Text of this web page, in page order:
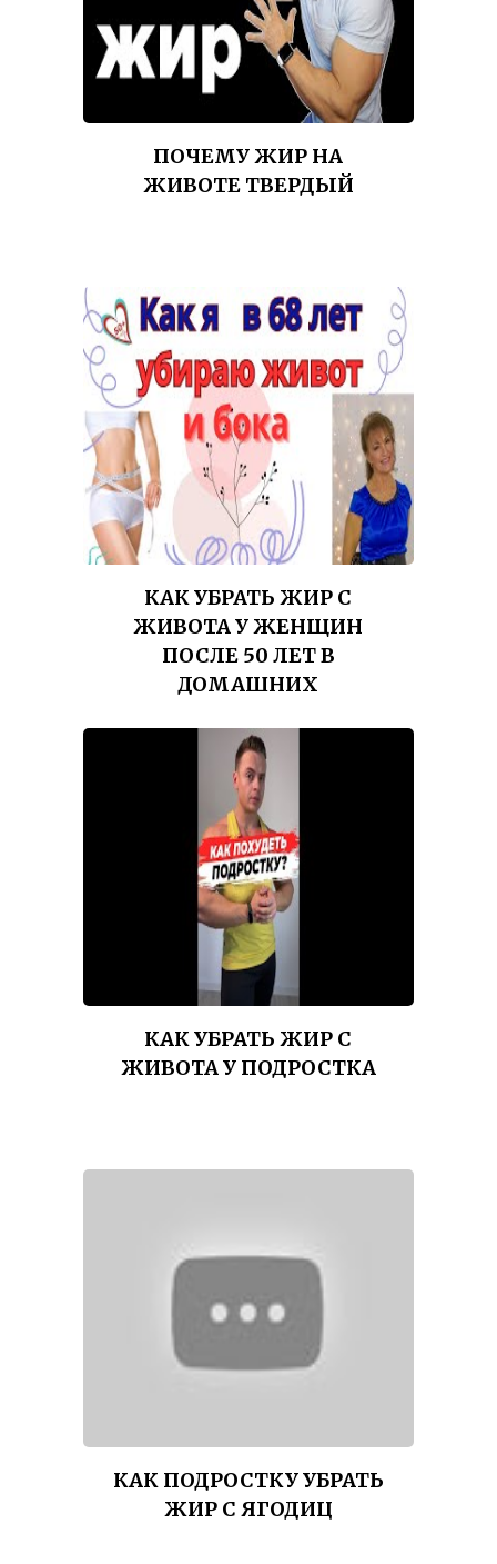
ПОЧЕМУ ЖИР НА
ЖИВОТЕ ТВЕРДЫЙ
КАК УБРАТЬ ЖИР С
ЖИВОТА У ЖЕНЩИН
ПОСЛЕ 50 ЛЕТ В
ДОМАШНИХ
КАК УБРАТЬ ЖИР С
ЖИВОТА У ПОДРОСТКА
КАК ПОДРОСТКУ УБРАТЬ
ЖИР С ЯГОДИЦ